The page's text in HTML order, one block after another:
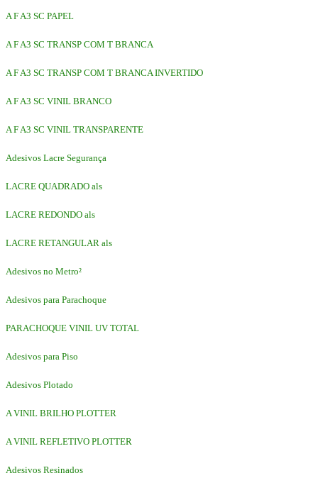
A F A3 SC PAPEL
A F A3 SC TRANSP COM T BRANCA
A F A3 SC TRANSP COM T BRANCA INVERTIDO
A F A3 SC VINIL BRANCO
A F A3 SC VINIL TRANSPARENTE
Adesivos Lacre Segurança
LACRE QUADRADO als
LACRE REDONDO als
LACRE RETANGULAR als
Adesivos no Metro²
Adesivos para Parachoque
PARACHOQUE VINIL UV TOTAL
Adesivos para Piso
Adesivos Plotado
A VINIL BRILHO PLOTTER
A VINIL REFLETIVO PLOTTER
Adesivos Resinados